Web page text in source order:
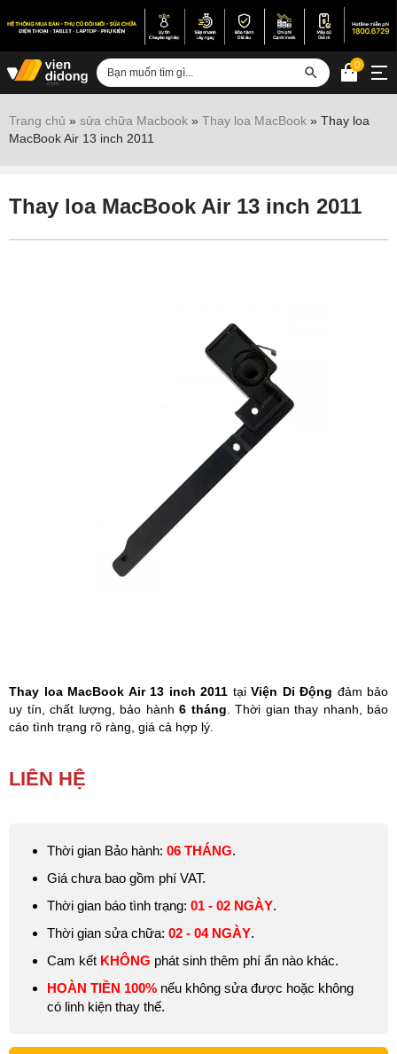
Sửa iPhone
Sửa Vertu
(miễn phí)
(Giờ làm việc: 08h00 - 21h00)
0
Trang chủ » sửa chữa Macbook » Thay loa MacBook » Thay loa
MacBook Air 13 inch 2011
Thay loa MacBook Air 13 inch 2011
Thay loa MacBook Air 13 inch 2011 tại Viện Di Động đảm bảo
uy tín, chất lượng, bảo hành 6 tháng . Thời gian thay nhanh, báo
cáo tình trạng rõ ràng, giá cả hợp lý.
ngoài hoặc ngược lại, không điều chỉnh được âm lượng, nghe được
âm thanh nhưng không có tiếng khi quay video, ghi âm, âm thanh
LIÊN HỆ
Thời gian Bảo hành: 06 THÁNG.
Giá chưa bao gồm phí VAT.
Thời gian báo tình trạng: 01 - 02 NGÀY.
Thời gian sửa chữa: 02 - 04 NGÀY.
Cam kết KHÔNG phát sinh thêm phí ẩn nào khác.
HOÀN TIỀN 100% nếu không sửa được hoặc không
có linh kiện thay thế.